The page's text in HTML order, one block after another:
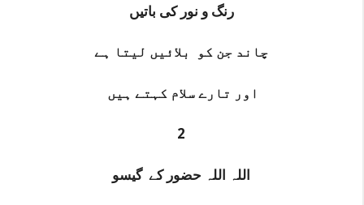
رنگ و نور کی باتیں
چاند جن کو بلائیں لیتا ہے
اور تارے سلام کہتے ہیں
2
اللہ اللہ حضور کے گیسو